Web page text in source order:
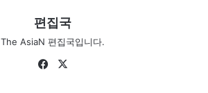
편집국
The AsiaN 편집국입니다.
Fa